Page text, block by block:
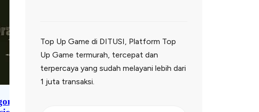
Top Up Game di DITUSI, Platform Top
Up Game termurah, tercepat dan
terpercaya yang sudah melayani lebih dari
1 juta transaksi.